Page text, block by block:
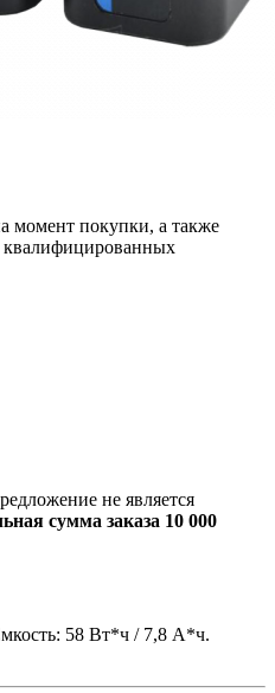
момент покупки, а также
квалифицированных
не является
сумма заказа 10 000
58 Вт*ч / 7,8 А*ч.